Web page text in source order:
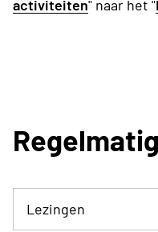
activiteiten" naar het "